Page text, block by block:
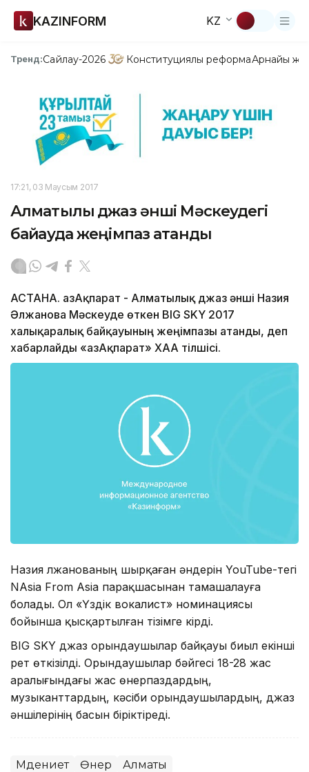
KAZINFORM KZ
Тренд:Сайлау-2026 Конституциялық реформаАрнайы
17:21, 03 Маусым 2017
Алматылық джаз әнші Мәскеудегі
байқауда жеңімпаз атанды
АСТАНА. ҚазАқпарат - Алматылық джаз әнші Назия
Әлжанова Мәскеуде өткен BIG SKY 2017
халықаралық байқауының жеңімпазы атанды, деп
хабарлайды «ҚазАқпарат» ХАА тілшісі.
Назия Әлжанованың шырқаған әндерін YouTube-тегі
NAsia From Asia парақшасынан тамашалауға
болады. Ол «Үздік вокалист» номинациясы
бойынша қысқартылған тізімге кірді.
BIG SKY джаз орындаушылар байқауы биыл екінші
рет өткізілді. Орындаушылар бәйгесі 18-28 жас
аралығындағы жас өнерпаздардың,
музыканттардың, кәсіби орындаушылардың, джаз
әншілерінің басын біріктіреді.
Мәдениет Өнер Алматы